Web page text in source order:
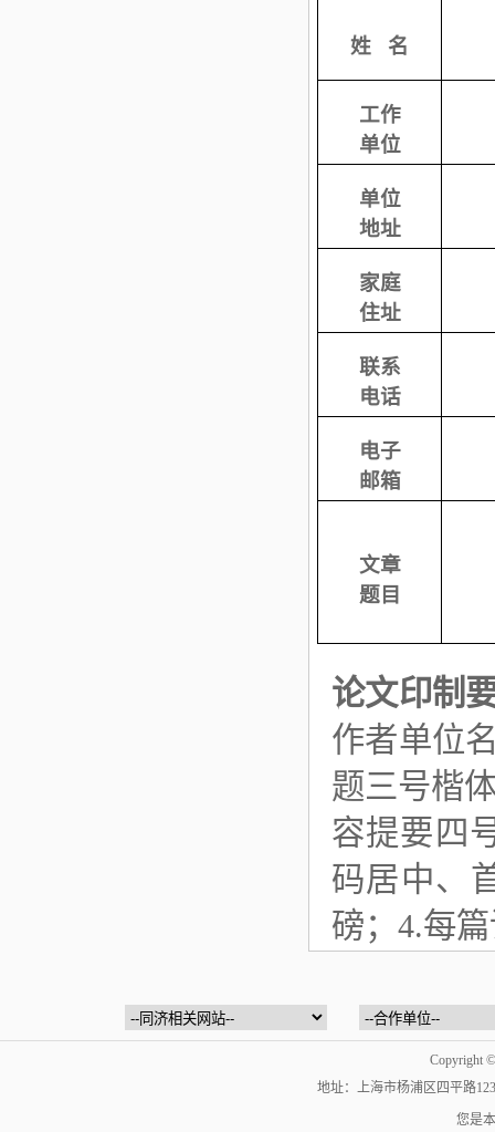
姓 名
工作
单位
单位
地址
家庭
住址
联系
电话
电子
邮箱
文章
题目
论文印制
作者单位
题三号楷
容提要四
码居中、
磅；4.每
Copyright
地址：上海市杨浦区四平路
您是